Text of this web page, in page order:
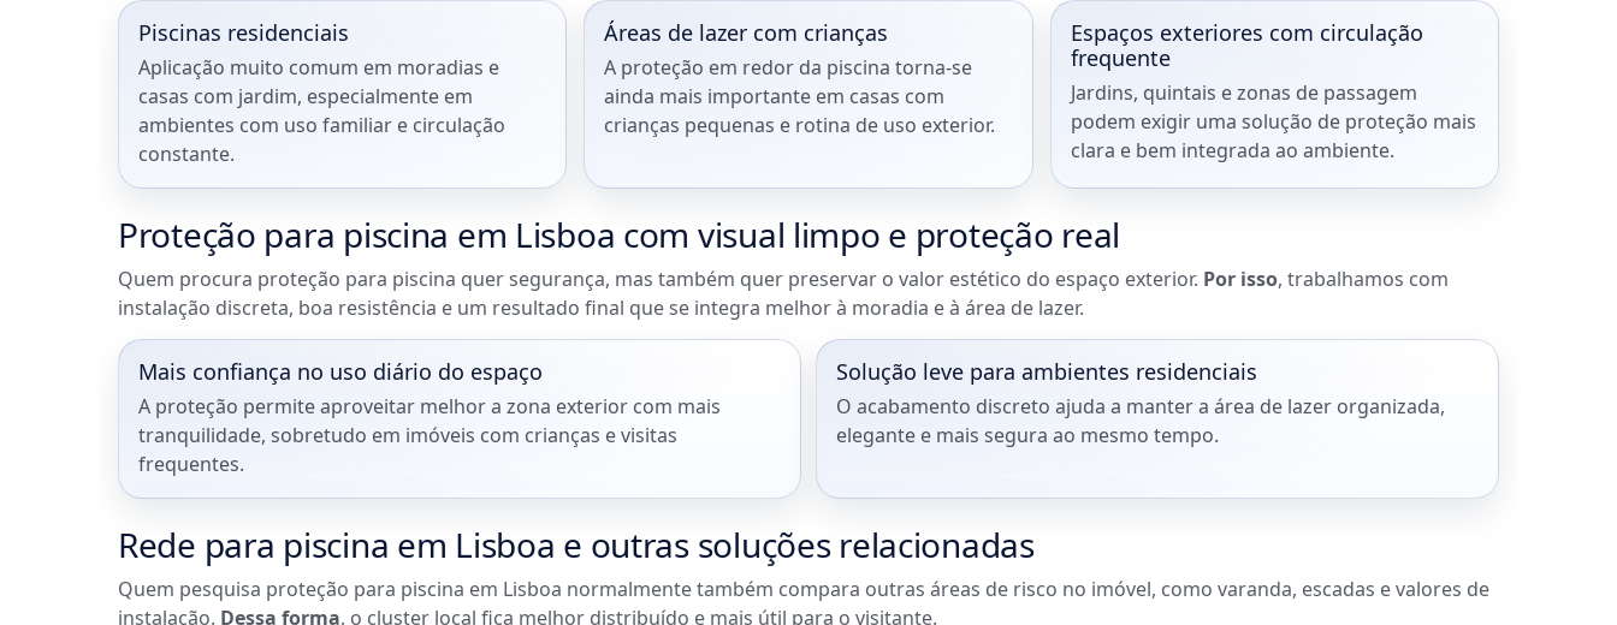
Piscinas residenciais
Aplicação muito comum em moradias e
casas com jardim, especialmente em
ambientes com uso familiar e circulação
constante.
Áreas de lazer com crianças
A proteção em redor da piscina torna-se
ainda mais importante em casas com
crianças pequenas e rotina de uso exterior.
Espaços exteriores com circulação
frequente
Jardins, quintais e zonas de passagem
podem exigir uma solução de proteção mais
clara e bem integrada ao ambiente.
Proteção para piscina em Lisboa com visual limpo e proteção real
Quem procura proteção para piscina quer segurança, mas também quer preservar o valor estético do espaço exterior. Por isso, trabalhamos com
instalação discreta, boa resistência e um resultado final que se integra melhor à moradia e à área de lazer.
Mais confiança no uso diário do espaço
A proteção permite aproveitar melhor a zona exterior com mais
tranquilidade, sobretudo em imóveis com crianças e visitas
frequentes.
Solução leve para ambientes residenciais
O acabamento discreto ajuda a manter a área de lazer organizada,
elegante e mais segura ao mesmo tempo.
Rede para piscina em Lisboa e outras soluções relacionadas
Quem pesquisa proteção para piscina em Lisboa normalmente também compara outras áreas de risco no imóvel, como varanda, escadas e valores de
instalação. Dessa forma, o cluster local fica melhor distribuído e mais útil para o visitante.